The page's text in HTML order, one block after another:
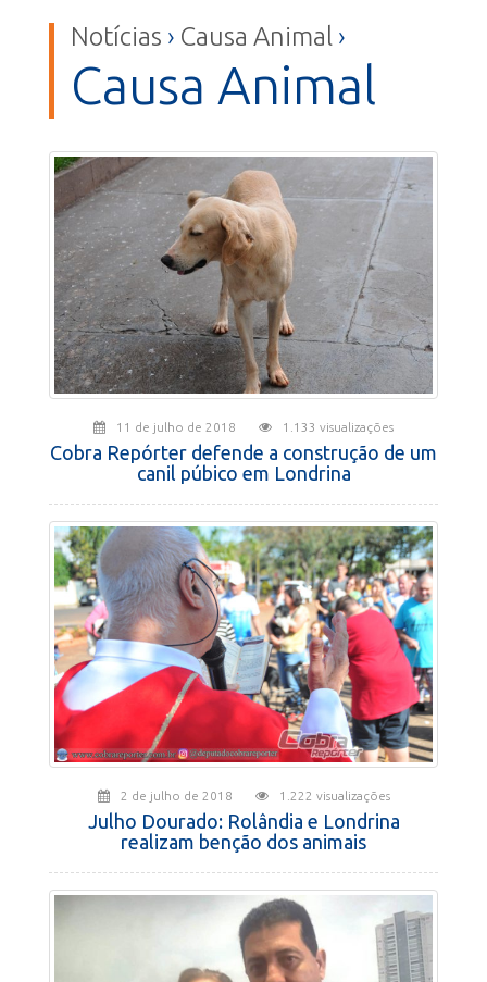
Notícias › Causa Animal ›
Causa Animal
11 de julho de 2018 1.133 visualizações
Cobra Repórter defende a construção de um
canil púbico em Londrina
2 de julho de 2018 1.222 visualizações
Julho Dourado: Rolândia e Londrina
realizam benção dos animais